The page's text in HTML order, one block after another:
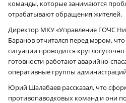
команды, которые занимаются
отрабатывают обращения жителей.
Директор МКУ «Управление ГОЧС
Баранов отчитался перед мэром,
ситуации проводится
готовности работают аварийно-
оперативные группы
Юрий Шалабаев рассказал, что
противопаводковых команд и они